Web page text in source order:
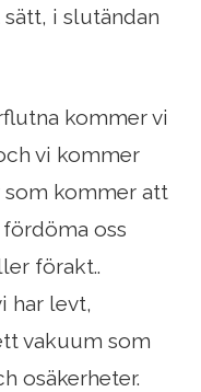
sätt, i slutändan
kommer vi
vi kommer
som kommer att
oss
förakt..
har levt,
vakuum som
osäkerheter.